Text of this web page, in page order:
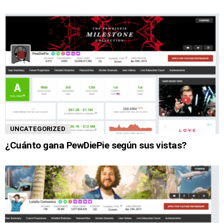
UNCATEGORIZED
¿Cuánto gana PewDiePie según sus vistas?